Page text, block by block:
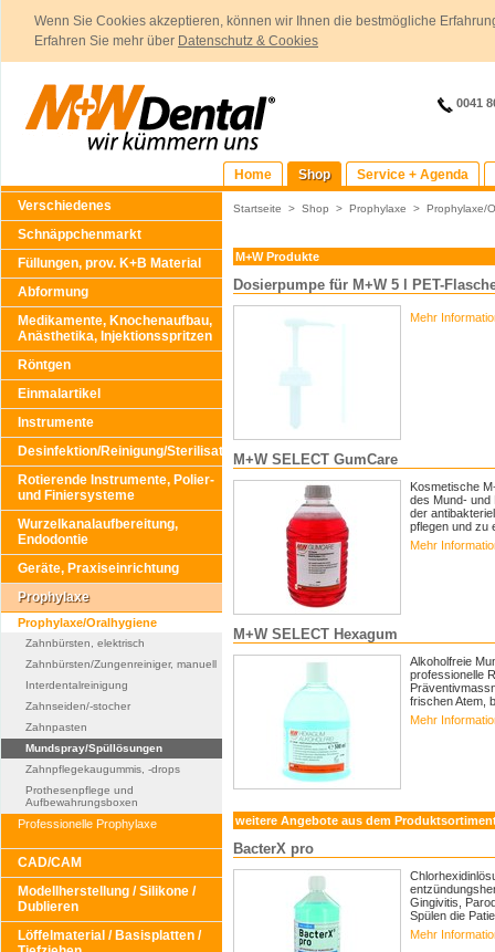
Wenn Sie Cookies akzeptieren, können wir Ihnen die bestmögliche
Erfahren Sie mehr über Datenschutz & Cookies
0041
Home Shop
Service + Agenda
Verschiedenes
Schnäppchenmarkt
Füllungen, prov. K+B Material
Abformung
Medikamente, Knochenaufbau,
Anästhetika, Injektionsspritzen
Röntgen
Einmalartikel
Instrumente
Desinfektion/Reinigung/Sterilisation
Rotierende Instrumente, Polier-
und Finiersysteme
Wurzelkanalaufbereitung,
Endodontie
Geräte, Praxiseinrichtung
Prophylaxe
Prophylaxe/Oralhygiene
Zahnbürsten, elektrisch
Zahnbürsten/Zungenreiniger, manuell
Interdentalreinigung
Zahnseiden/-stocher
Zahnpasten
Mundspray/Spüllösungen
Zahnpflegekaugummis, -drops
Prothesenpflege und
Aufbewahrungsboxen
Professionelle Prophylaxe
CAD/CAM
Modellherstellung / Silikone /
Dublieren
Löffelmaterial / Basisplatten /
Startseite > Shop > Prophylaxe > Prophylaxe/
M+W Produkte
Dosierpumpe für M+W 5 l PET-
Mehr
M+W SELECT GumCare
Kosmetische
des Mund- und
der
pflegen und zu
Mehr
M+W SELECT Hexagum
Alkoholfreie
professionelle
frischen Atem,
Mehr
weitere Angebote aus dem
BacterX pro
Gingivitis,
Spülen die
Mehr